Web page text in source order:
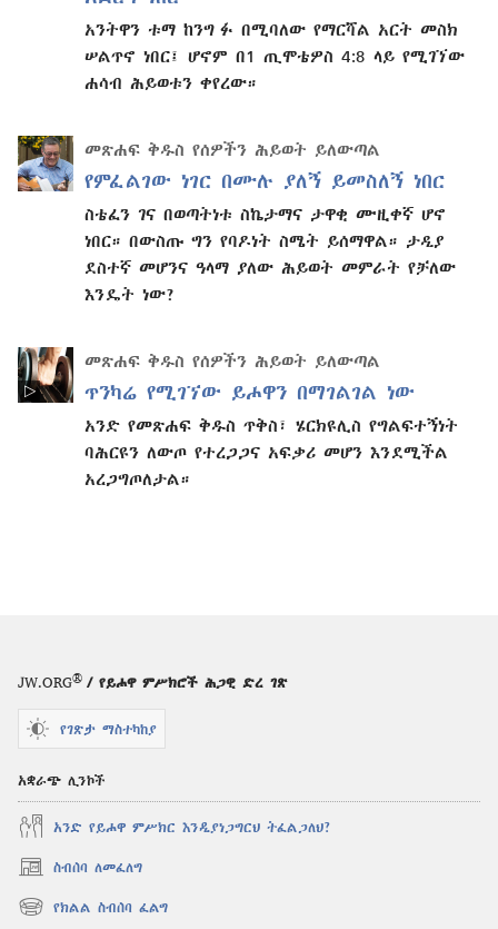
አንትዋን ቱማ ከንግ ፉ በሚባለው የማርሻል አርት መስክ
ሠልጥኖ ነበር፤ ሆኖም በ1 ጢሞቴዎስ 4:8 ላይ የሚገኘው
ሐሳብ ሕይወቱን ቀየረው።
መጽሐፍ ቅዱስ የሰዎችን ሕይወት ይለውጣል
የምፈልገው ነገር በሙሉ ያለኝ ይመስለኝ ነበር
ስቴፈን ገና በወጣትነቱ ስኬታማና ታዋቂ ሙዚቀኛ ሆኖ
ነበር። በውስጡ ግን የባዶነት ስሜት ይሰማዋል። ታዲያ
ደስተኛ መሆንና ዓላማ ያለው ሕይወት መምራት የቻለው
እንዴት ነው?
መጽሐፍ ቅዱስ የሰዎችን ሕይወት ይለውጣል
ጥንካሬ የሚገኘው ይሖዋን በማገልገል ነው
አንድ የመጽሐፍ ቅዱስ ጥቅስ፣ ሄርክዩሊስ የግልፍተኝነት
ባሕርዩን ለውጦ የተረጋጋና አፍቃሪ መሆን እንደሚችል
አረጋግጦለታል።
JW.ORG® / የይሖዋ ምሥክሮች ሕጋዊ ድረ ገጽ
የገጽታ ማስተካከያ
አቋራጭ ሊንኮች
አንድ የይሖዋ ምሥክር እንዲያነጋግርህ ትፈልጋለህ?
ስብሰባ ለመፈለግ
(አዲስ
ዊንዶው
ክፈት)
የክልል ስብሰባ ፈልግ
(አዲስ